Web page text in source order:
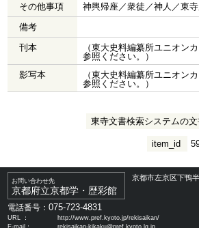
その他事項
神輿帰座／衆徒／神人／東
備考
刊本
（東大史料編纂所ユニオン
参照ください。）
影写本
（東大史料編纂所ユニオン
参照ください。）
東寺文書検索システムの
item_id
お問い合わせ先
京都府立京都学・歴彩館
京都市左京区下鴨
電話番号：075-723-4831
URL ：
http://www.pref.kyoto.jp/rekisaikan/
E-mail：
rekisaikan-kikaku@pref.kyoto.lg.jp